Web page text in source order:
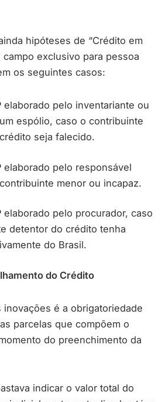
hipóteses de “Crédito em
campo exclusivo para pessoa
os seguintes casos:
elaborado pelo inventariante ou
espólio, caso o contribuinte
seja falecido.
elaborado pelo responsável
menor ou incapaz.
elaborado pelo procurador, caso
detentor do crédito tenha
do Brasil.
do Crédito
inovações é a obrigatoriedade
parcelas que compõem o
do preenchimento da
indicar o valor total do